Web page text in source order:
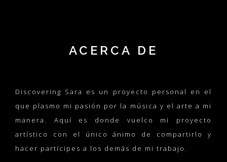
ACERCA DE
Discovering Sara es un proyecto personal en el
que plasmo mi pasión por la música y el arte a mi
manera. Aquí es donde vuelco mi proyecto
artístico con el único ánimo de compartirlo y
hacer partícipes a los demás de mi trabajo.